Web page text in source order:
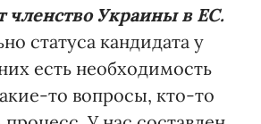
членство Украины в ЕС.
статуса кандидата у
есть необходимость
то вопросы, кто-то